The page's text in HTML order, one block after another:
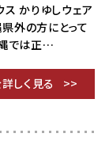
かりゆしウェア
外の方にとって
縄では正…
しく見る